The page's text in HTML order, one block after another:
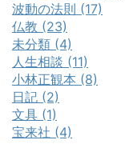
波動の法則 (17)
仏教 (23)
未分類 (4)
人生相談 (11)
小林正観本 (8)
日記 (2)
文具 (1)
宝来社 (4)